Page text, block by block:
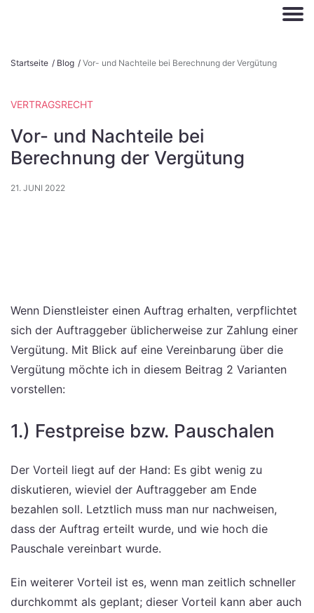
Startseite / Blog / Vor- und Nachteile bei Berechnung der Vergütung
VERTRAGSRECHT
Vor- und Nachteile bei
Berechnung der Vergütung
21. JUNI 2022
Wenn Dienstleister einen Auftrag erhalten, verpflichtet
sich der Auftraggeber üblicherweise zur Zahlung einer
Vergütung. Mit Blick auf eine Vereinbarung über die
Vergütung möchte ich in diesem Beitrag 2 Varianten
vorstellen:
1.) Festpreise bzw. Pauschalen
Der Vorteil liegt auf der Hand: Es gibt wenig zu
diskutieren, wieviel der Auftraggeber am Ende
bezahlen soll. Letztlich muss man nur nachweisen,
dass der Auftrag erteilt wurde, und wie hoch die
Pauschale vereinbart wurde.
Ein weiterer Vorteil ist es, wenn man zeitlich schneller
durchkommt als geplant; dieser Vorteil kann aber auch